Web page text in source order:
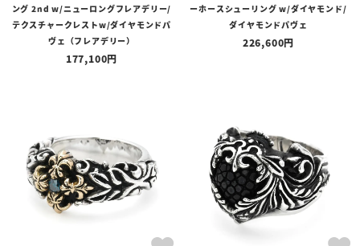
ング 2nd w/ニューロングフレアデリー/
テクスチャークレストw/ダイヤモンドパ
ヴェ（フレアデリー）
177,100
ーホースシューリング w/ダイヤモンド/
ダイヤモンドパヴェ
226,600